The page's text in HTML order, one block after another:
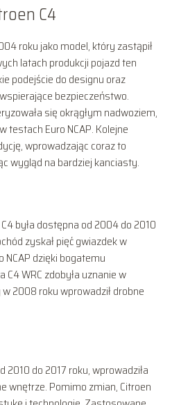
C4
roku jako model, który zastąpił
latach produkcji pojazd ten
podejście do designu oraz
bezpieczeństwo.
się okrągłym nadwoziem,
testach Euro NCAP. Kolejne
wprowadzając coraz to
wygląd na bardziej kanciasty.
była dostępna od 2004 do 2010
zyskał pięć gwiazdek w
dzięki bogatemu
WRC zdobyła uznanie w
2008 roku wprowadził drobne
2010 do 2017 roku, wprowadziła
wnętrze. Pomimo zmian, Citroen